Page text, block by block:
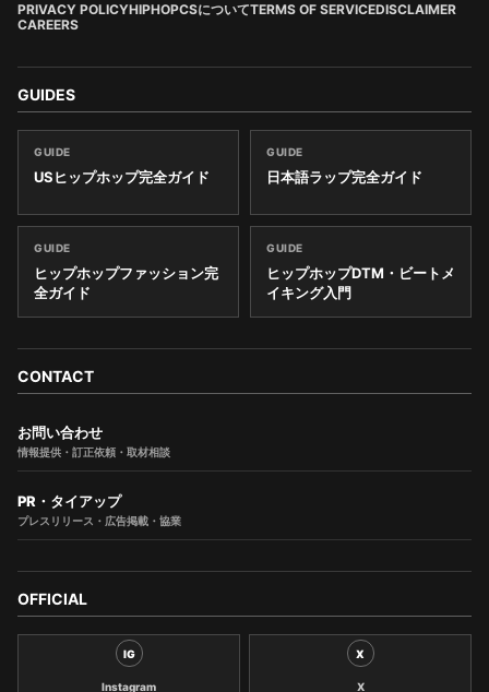
PRIVACY POLICYHIPHOPCSについてTERMS OF SERVICEDISCLAIMER
CAREERS
GUIDES
GUIDE
USヒップホップ完全ガイド
GUIDE
日本語ラップ完全ガイド
GUIDE
ヒップホップファッション完
全ガイド
GUIDE
ヒップホップDTM・ビートメ
イキング入門
CONTACT
お問い合わせ
情報提供・訂正依頼・取材相談
PR・タイアップ
プレスリリース・広告掲載・協業
OFFICIAL
IG
Instagram
X
X